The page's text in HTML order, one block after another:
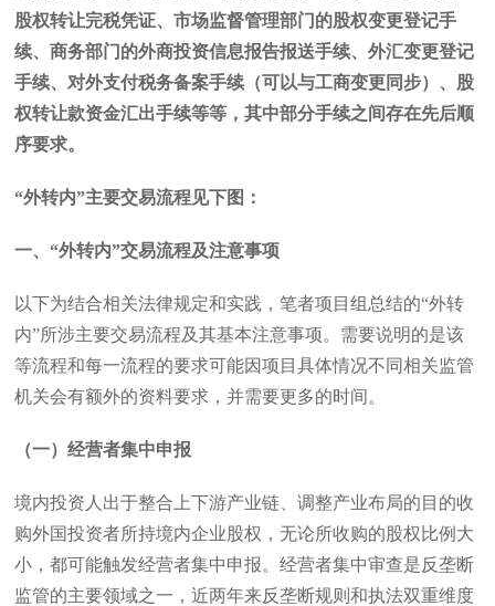
股权转让完税凭证、市场监督管理部门的股权变更登记手
续、商务部门的外商投资信息报告报送手续、外汇变更登记
手续、对外支付税务备案手续（可以与工商变更同步）、股
权转让款资金汇出手续等等，其中部分手续之间存在先后顺
序要求。
“外转内”主要交易流程见下图：
一、“外转内”交易流程及注意事项
以下为结合相关法律规定和实践，笔者项目组总结的“外转
内”所涉主要交易流程及其基本注意事项。需要说明的是该
等流程和每一流程的要求可能因项目具体情况不同相关监管
机关会有额外的资料要求，并需要更多的时间。
（一）经营者集中申报
境内投资人出于整合上下游产业链、调整产业布局的目的收
购外国投资者所持境内企业股权，无论所收购的股权比例大
小，都可能触发经营者集中申报。经营者集中审查是反垄断
监管的主要领域之一，近两年来反垄断规则和执法双重维度